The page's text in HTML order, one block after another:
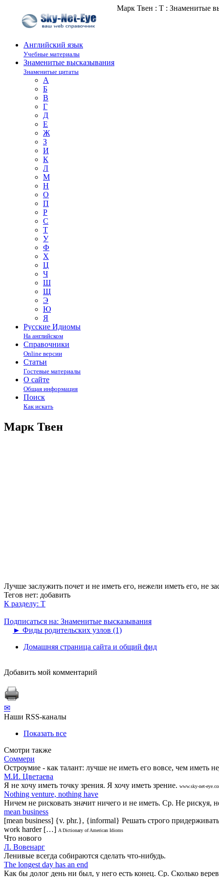
Марк Твен : Т : Знаменитые
Английский язык
Учебные материалы
Знаменитые высказывания
Знаменитые цитаты
А
Б
В
Г
Д
Е
Ж
З
И
К
Л
М
Н
О
П
Р
С
Т
У
Ф
Х
Ц
Ч
Ш
Щ
Э
Ю
Я
Русские Идиомы
На английском
Справочники
Online версии
Статьи
Гостевые материалы
О сайте
Общая информация
Поиск
Как искать
Марк Твен
Лучше заслужить почет и не иметь его, нежели иметь его, не
Тегов нет: добавить
К разделу: Т
Подписаться на: Знаменитые высказывания
► Фиды родительских узлов (1)
Домашняя страница сайта и общий фид
Добавить мой комментарий
✉
Наши RSS-каналы
Показать все
Смотри также
Соммери
Остроумие - как талант: лучше не иметь его вовсе, чем иметь
М.И. Цветаева
Я не хочу иметь точку зрения. Я хочу иметь зрение. www.sky-net-
Nothing venture, nothing have
Ничем не рисковать значит ничего и не иметь. Ср. Не рискуя,
mean business
[mean business] {v. phr.}, {informal} Решать строго
work harder […] A Dictionary of American Idioms
Что нового
Л. Вовенарг
Ленивые всегда собираются сделать что-нибудь.
The longest day has an end
Как бы долог день ни был, у него есть конец. Ср. Сколько